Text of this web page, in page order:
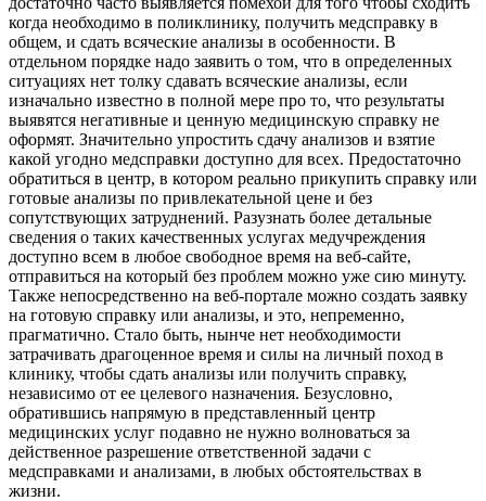
когда необходимо в поликлинику, получить медсправку в
общем, и сдать всяческие анализы в особенности. В
отдельном порядке надо заявить о том, что в определенных
ситуациях нет толку сдавать всяческие анализы, если
изначально известно в полной мере про то, что результаты
выявятся негативные и ценную медицинскую справку не
оформят. Значительно упростить сдачу анализов и взятие
какой угодно медсправки доступно для всех. Предостаточно
обратиться в центр, в котором реально прикупить справку или
готовые анализы по привлекательной цене и без
сопутствующих затруднений. Разузнать более детальные
сведения о таких качественных услугах медучреждения
доступно всем в любое свободное время на веб-сайте,
отправиться на который без проблем можно уже сию минуту.
Также непосредственно на веб-портале можно создать заявку
на готовую справку или анализы, и это, непременно,
прагматично. Стало быть, нынче нет необходимости
затрачивать драгоценное время и силы на личный поход в
клинику, чтобы сдать анализы или получить справку,
независимо от ее целевого назначения. Безусловно,
обратившись напрямую в представленный центр
медицинских услуг подавно не нужно волноваться за
действенное разрешение ответственной задачи с
медсправками и анализами, в любых обстоятельствах в
жизни.